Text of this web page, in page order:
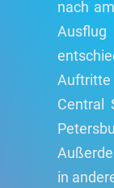
nach
Ausflug
Auftritte
Central
in